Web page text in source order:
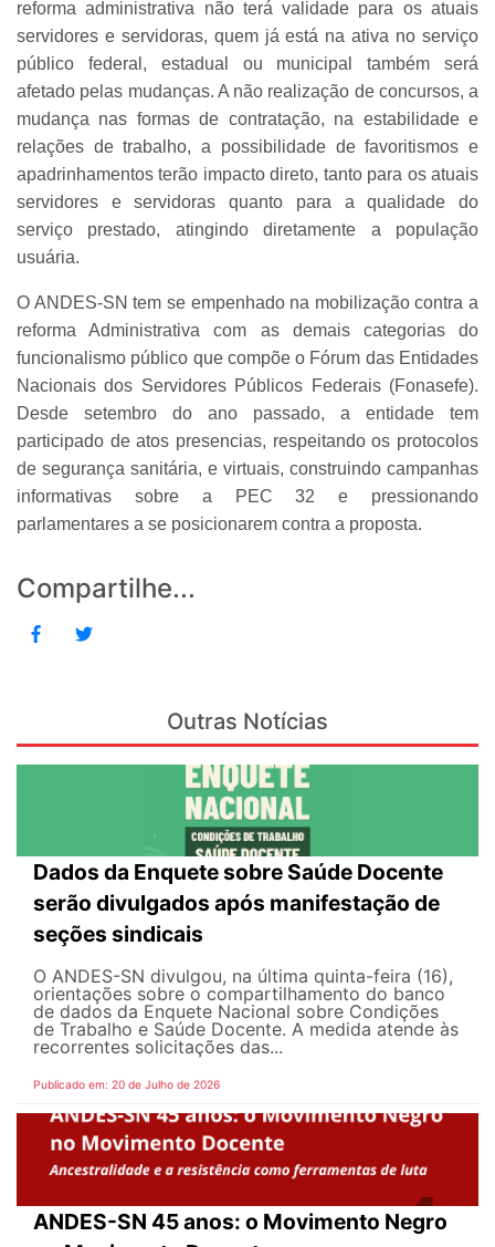
reforma administrativa não terá validade para os atuais
servidores e servidoras, quem já está na ativa no serviço
público federal, estadual ou municipal também será
afetado pelas mudanças. A não realização de concursos, a
mudança nas formas de contratação, na estabilidade e
relações de trabalho, a possibilidade de favoritismos e
apadrinhamentos terão impacto direto, tanto para os atuais
servidores e servidoras quanto para a qualidade do
serviço prestado, atingindo diretamente a população
usuária.
O ANDES-SN tem se empenhado na mobilização contra a
reforma Administrativa com as demais categorias do
funcionalismo público que compõe o Fórum das Entidades
Nacionais dos Servidores Públicos Federais (Fonasefe).
Desde setembro do ano passado, a entidade tem
participado de atos presencias, respeitando os protocolos
de segurança sanitária, e virtuais, construindo campanhas
informativas sobre a PEC 32 e pressionando
parlamentares a se posicionarem contra a proposta.
Compartilhe...
Outras Notícias
Dados da Enquete sobre Saúde Docente
serão divulgados após manifestação de
seções sindicais
O ANDES-SN divulgou, na última quinta-feira (16),
orientações sobre o compartilhamento do banco
de dados da Enquete Nacional sobre Condições
de Trabalho e Saúde Docente. A medida atende às
recorrentes solicitações das...
Publicado em: 20 de Julho de 2026
ANDES-SN 45 anos: o Movimento Negro